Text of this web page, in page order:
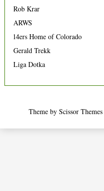
Rob Krar
ARWS
14ers Home of Colorado
Gerald Trekk
Liga Dotka
Theme by Scissor Themes